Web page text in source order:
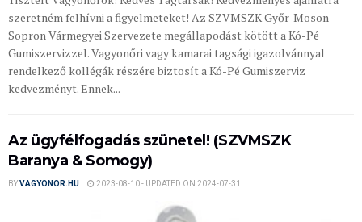
szeretném felhívni a figyelmeteket! Az SZVMSZK Győr-Moson-
Sopron Vármegyei Szervezete megállapodást kötött a Kó-Pé
Gumiszervizzel. Vagyonőri vagy kamarai tagsági igazolvánnyal
rendelkező kollégák részére biztosít a Kó-Pé Gumiszerviz
kedvezményt. Ennek...
Az ügyfélfogadás szünetel! (SZVMSZK
Baranya & Somogy)
BYVAGYONOR.HU 2023-08-10 - UPDATED ON 2024-07-31